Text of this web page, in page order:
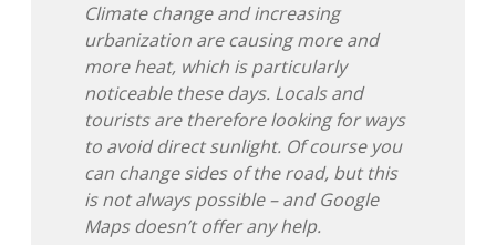
Adventskalender 2018
Adventskalender 2019
Adventskalender 2020
Adventskalender 2021
Adventskalender 2022
Climate change and increasing
urbanization are causing more and
more heat, which is particularly
noticeable these days. Locals and
tourists are therefore looking for ways
to avoid direct sunlight. Of course you
can change sides of the road, but this
is not always possible – and Google
Maps doesn’t offer any help.